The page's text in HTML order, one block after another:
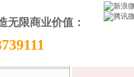
限商业价值 ：